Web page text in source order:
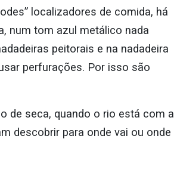
localizadores de comida, há
num tom azul metálico nada
peitorais e na nadadeira
perfurações. Por isso são
de seca, quando o rio está com a
descobrir para onde vai ou onde